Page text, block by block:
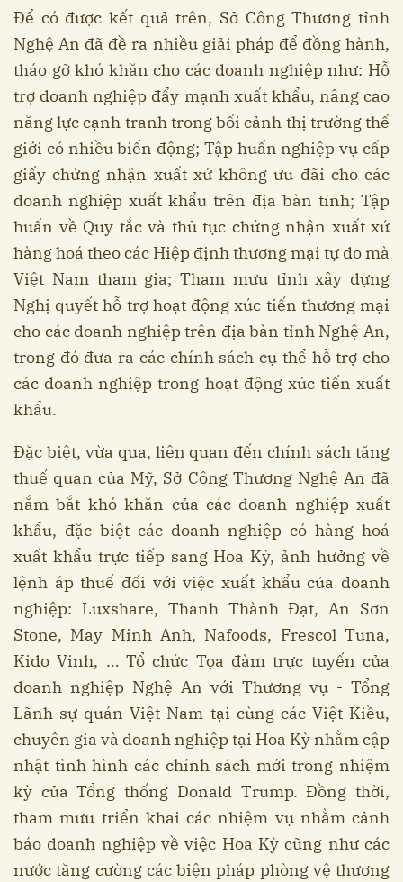
Để có được kết quả trên, Sở Công Thương tỉnh
Nghệ An đã đề ra nhiều giải pháp để đồng hành,
tháo gỡ khó khăn cho các doanh nghiệp như: Hỗ
trợ doanh nghiệp đẩy mạnh xuất khẩu, nâng cao
năng lực cạnh tranh trong bối cảnh thị trường thế
giới có nhiều biến động; Tập huấn nghiệp vụ cấp
giấy chứng nhận xuất xứ không ưu đãi cho các
doanh nghiệp xuất khẩu trên địa bàn tỉnh; Tập
huấn về Quy tắc và thủ tục chứng nhận xuất xứ
hàng hoá theo các Hiệp định thương mại tự do mà
Việt Nam tham gia; Tham mưu tỉnh xây dựng
Nghị quyết hỗ trợ hoạt động xúc tiến thương mại
cho các doanh nghiệp trên địa bàn tỉnh Nghệ An,
trong đó đưa ra các chính sách cụ thể hỗ trợ cho
các doanh nghiệp trong hoạt động xúc tiến xuất
khẩu.
Đặc biệt, vừa qua, liên quan đến chính sách tăng
thuế quan của Mỹ, Sở Công Thương Nghệ An đã
nắm bắt khó khăn của các doanh nghiệp xuất
khẩu, đặc biệt các doanh nghiệp có hàng hoá
xuất khẩu trực tiếp sang Hoa Kỳ, ảnh hưởng về
lệnh áp thuế đối với việc xuất khẩu của doanh
nghiệp: Luxshare, Thanh Thành Đạt, An Sơn
Stone, May Minh Anh, Nafoods, Frescol Tuna,
Kido Vinh, … Tổ chức Tọa đàm trực tuyến của
doanh nghiệp Nghệ An với Thương vụ - Tổng
Lãnh sự quán Việt Nam tại cùng các Việt Kiều,
chuyên gia và doanh nghiệp tại Hoa Kỳ nhằm cập
nhật tình hình các chính sách mới trong nhiệm
kỳ của Tổng thống Donald Trump. Đồng thời,
tham mưu triển khai các nhiệm vụ nhằm cảnh
báo doanh nghiệp về việc Hoa Kỳ cũng như các
nước tăng cường các biện pháp phòng vệ thương